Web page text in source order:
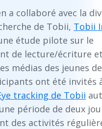
a collaboré avec la
de Tobii, Tobii
étude pilote sur le
de lecture/écriture et
médias des jeunes
ont été invités
tracking de Tobii
période de deux
des activités